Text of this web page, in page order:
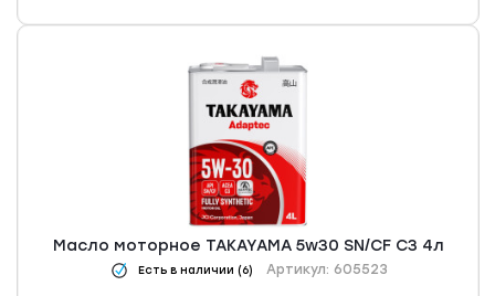
Масло моторное TAKAYAMA 5w30 SN/CF C3 4л
Есть в наличии (6) Артикул: 605523